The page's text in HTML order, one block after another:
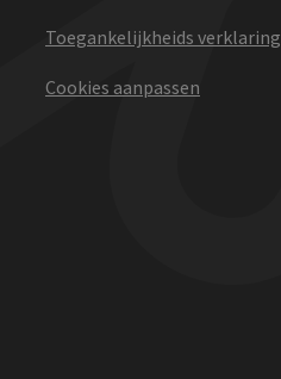
Toegankelijkheids verklaring
Cookies aanpassen